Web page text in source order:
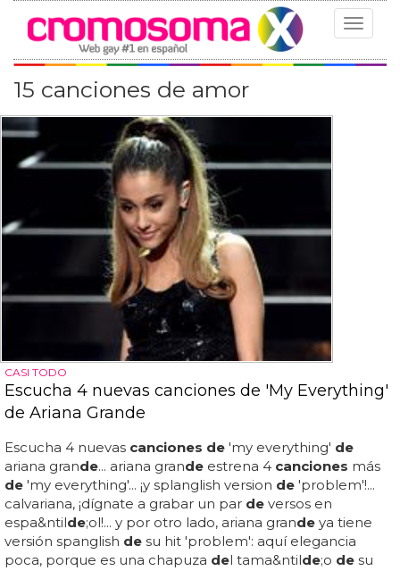
Toggle
15 canciones de amor
CASI TODO
Escucha 4 nuevas canciones de 'My Everything'
de Ariana Grande
Escucha 4 nuevas canciones de 'my everything' de
ariana grande... ariana grande estrena 4 canciones más
de 'my everything'... ¡y splanglish version de 'problem'!...
calvariana, ¡dígnate a grabar un par de versos en
espa&ntilde;ol!... y por otro lado, ariana grande ya tiene
versión spanglish de su hit 'problem': aquí elegancia
poca, porque es una chapuza del tama&ntilde;o de su